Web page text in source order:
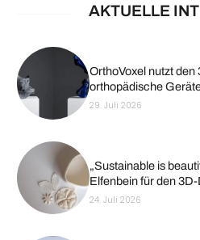
AKTUELLE
OrthoVoxel nutzt den
orthopädische
29. Juli 2026
„Sustainable is
Elfenbein für den
24. Juli 2026